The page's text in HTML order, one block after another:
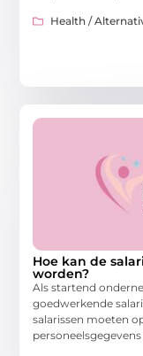
Health /
Hoe kan de
worden?
Als startend
goedwerkende
salarissen moeten